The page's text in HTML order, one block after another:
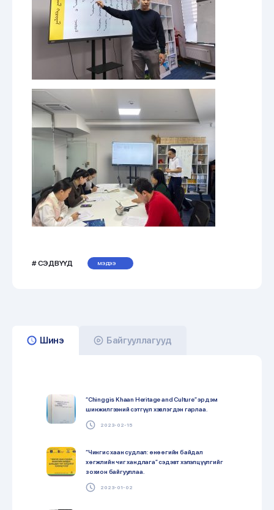
# СЭДВҮҮД МЭДЭЭ
Шинэ Байгууллагууд
“Chinggis Khaan Heritage and Culture” эрдэм
шинжилгээний сэтгүүл хэвлэгдэн гарлаа.
2023-02-15
“Чингис хаан судлал: өнөөгийн байдал
хөгжлийн чиг хандлага” cэдэвт хэлэлцүүлгийг
зохион байгууллаа.
2023-01-02